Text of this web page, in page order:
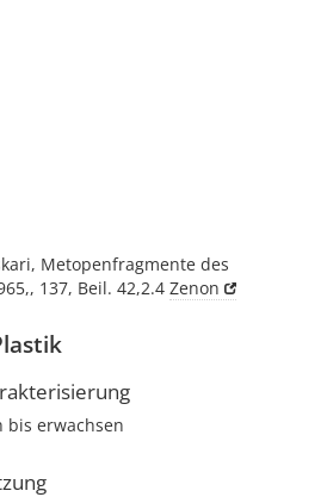
Metopenfragmente des
137, Beil. 42,2.4 Zenon
erwachsen